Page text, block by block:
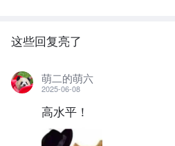
这些回复亮了
萌二的萌六
2025-06-08
高水平！